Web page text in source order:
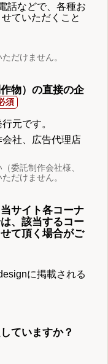
話などで、各種お
ていただくこと
だけません。
物）の直接の企
元です。
社、広告代理店
委託制作会社様、
だけません。
サイト各コーナ
、該当するコー
て頂く場合がご
に掲載される
ていますか？